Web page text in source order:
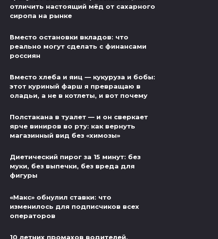
отличить настоящий мёд от сахарного
сиропа на рынке
Вместо остановки вкладов: что
реально могут сделать с финансами
россиян
Вместо хлеба и яиц — кукуруза и бобы:
этот куриный фарш я превращаю в
оладьи, а не в котлеты, и вот почему
Полстакана в туалет — и он сверкает
ярче виниров во рту: как вернуть
магазинный вид без «химозы»
Диетический пирог за 15 минут: без
муки, без выпечки, без вреда для
фигуры
«Макс» обнулил ставки: что
изменилось для подписчиков всех
операторов
10 летних промахов водителей,